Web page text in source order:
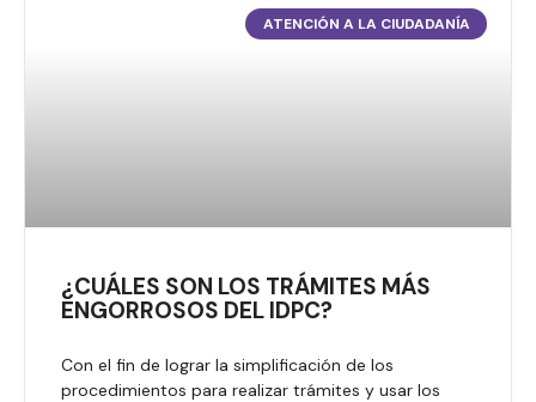
ATENCIÓN A LA CIUDADANÍA
¿CUÁLES SON LOS TRÁMITES MÁS
ENGORROSOS DEL IDPC?
Con el fin de lograr la simplificación de los
procedimientos para realizar trámites y usar los